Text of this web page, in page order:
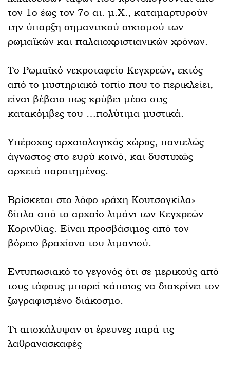
τον 1ο έως τον 7ο αι. μ.Χ., καταμαρτυρούν
την ύπαρξη σημαντικού οικισμού των
ρωμαϊκών και παλαιοχριστιανικών χρόνων.
Το Ρωμαϊκό νεκροταφείο Κεγχρεών, εκτός
από το μυστηριακό τοπίο που το περικλείει,
είναι βέβαιο πως κρύβει μέσα στις
κατακόμβες του …πολύτιμα μυστικά.
Υπέροχος αρχαιολογικός χώρος, παντελώς
άγνωστος στο ευρύ κοινό, και δυστυχώς
αρκετά παρατημένος.
Βρίσκεται στο λόφο «ράχη Κουτσογκίλα»
δίπλα από το αρχαίο λιμάνι των Κεγχρεών
Κορινθίας. Είναι προσβάσιμος από τον
βόρειο βραχίονα του λιμανιού.
Εντυπωσιακό το γεγονός ότι σε μερικούς από
τους τάφους μπορεί κάποιος να διακρίνει τον
ζωγραφισμένο διάκοσμο.
Τι αποκάλυψαν οι έρευνες παρά τις
λαθρανασκαφές